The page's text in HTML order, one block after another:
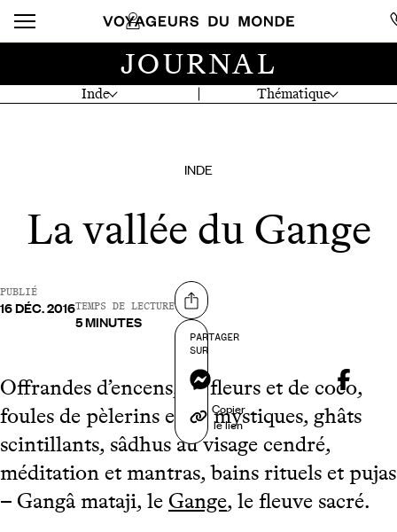
Inde Thématique
JOURNAL
INDE
La vallée du Gange
PUBLIÉ
16 DÉC. 2016TEMPS DE LECTURE
5 MINUTES
Partager sur
PARTAGER
SUR
Messenger
Copier
le lien
Offrandes d’encens, de fleurs et de coco,
foules de pèlerins et de mystiques, ghâts
scintillants, sâdhus au visage cendré,
méditation et mantras, bains rituels et pujas
– Gangâ mataji, le Gange, le fleuve sacré.